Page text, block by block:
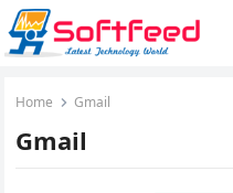
Home Gmail
Gmail